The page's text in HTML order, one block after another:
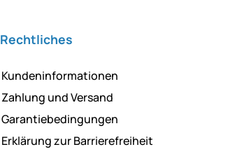
Rechtliches
Kundeninformationen
Zahlung und Versand
Garantiebedingungen
Erklärung zur Barrierefreiheit